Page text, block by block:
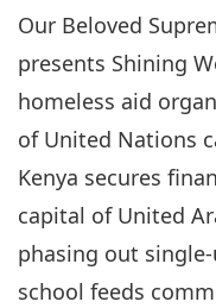
5
27:48
Важните Новини
Our Beloved
presents Shining
homeless aid
of United Nations
Kenya secures
capital of United
phasing out
school feeds